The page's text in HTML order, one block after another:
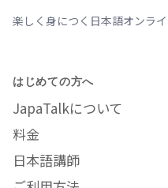
楽しく身につく日本語オンラ
はじめての方へ
JapaTalkについて
料金
日本語講師